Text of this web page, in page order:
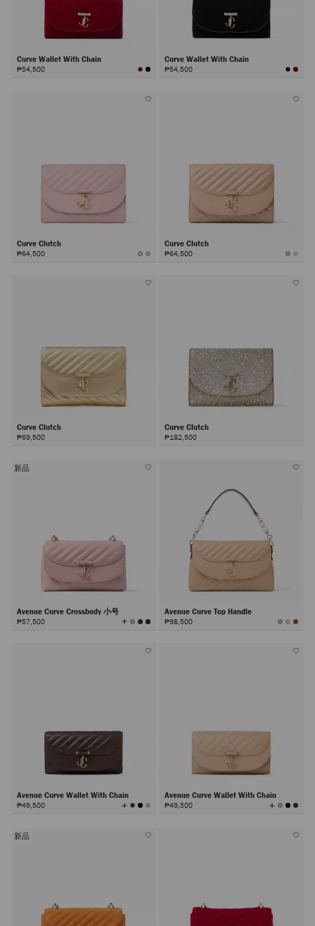
Curve Wallet With Chain
₱54,500
Curve Wallet With Chain
₱54,500
Curve Clutch
₱64,500
Curve Clutch
₱64,500
Curve Clutch
₱69,500
Curve Clutch
₱182,500
新品
Avenue Curve Crossbody 小号
₱57,500 查
看
Avenue Curve Top Handle
₱98,500
Avenue Curve Wallet With Chain
₱49,500 查
看
Avenue Curve Wallet With Chain
₱49,500 查
看
新品